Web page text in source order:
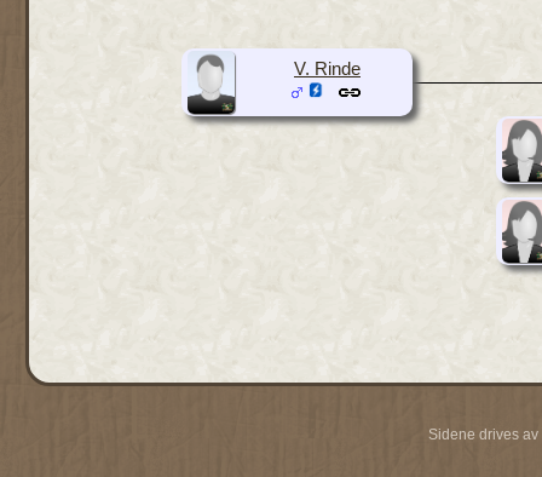
V. Rinde
Sidene drives av